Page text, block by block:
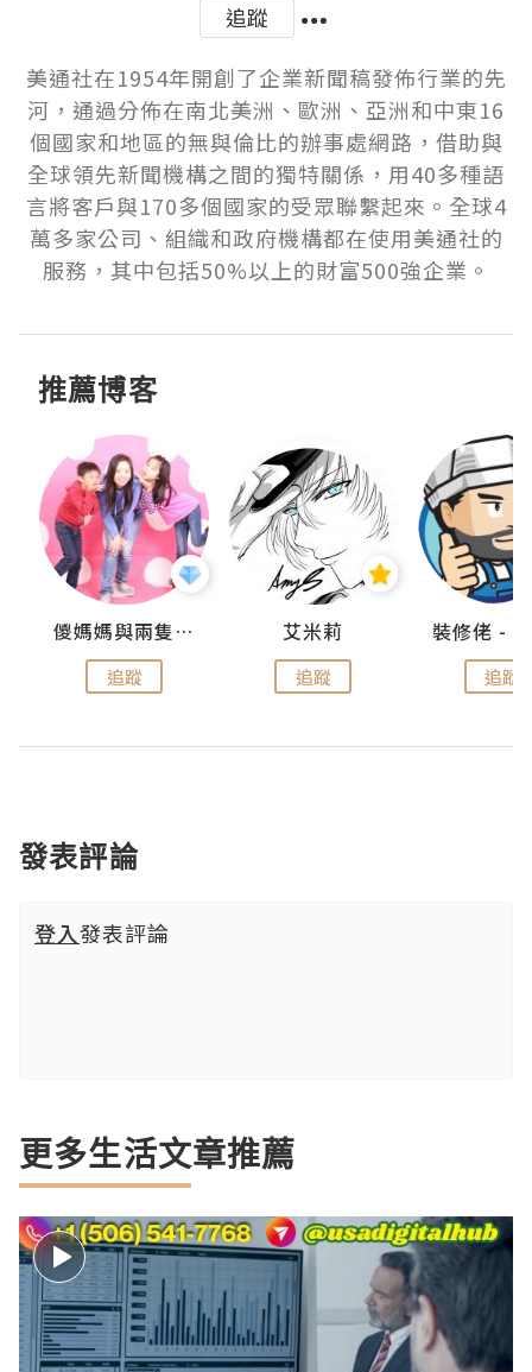
追蹤
美通社在1954年開創了企業新聞稿發佈行業的先
河，通過分佈在南北美洲、歐洲、亞洲和中東16
個國家和地區的無與倫比的辦事處網路，借助與
全球領先新聞機構之間的獨特關係，用40多種語
言將客戶與170多個國家的受眾聯繫起來。全球4
萬多家公司、組織和政府機構都在使用美通社的
服務，其中包括50%以上的財富500強企業。
推薦博客
儍媽媽與兩隻小魔怪之家
追蹤
艾米莉
追蹤 追蹤
發表評論
登入發表評論
更多生活文章推薦